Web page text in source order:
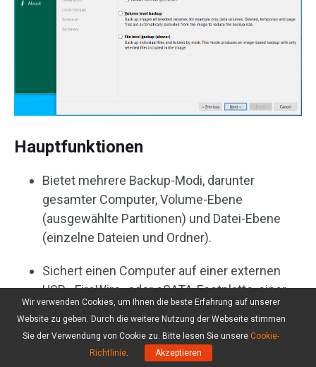
Hauptfunktionen
Bietet mehrere Backup-Modi, darunter
gesamter Computer, Volume-Ebene
(ausgewählte Partitionen) und Datei-Ebene
(einzelne Dateien und Ordner).
Sichert einen Computer auf einer externen
USB-, FireWire- oder eSATA-Festplatte, einer
SMB-Freigabe auf einem NAS-Gerät, einem
normalen Dateiserver oder einem Repository,
das von einem Veeam Backup & Replication-
Wir verwenden Cookies, um Ihnen die beste Erfahrung auf unserer
Website zu geben. Durch die weitere Nutzung der Webseite stimmen
Sie der Verwendung von Cookie zu. Bitte lesen Sie unsere Cookie-
Richtlinie. Akzeptieren